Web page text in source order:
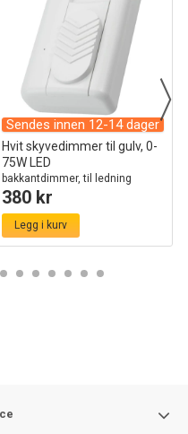
Sendes innen 12-14 dager
Hvit skyvedimmer til gulv, 0-
75W LED
bakkantdimmer, til ledning
380 kr
Legg i kurv